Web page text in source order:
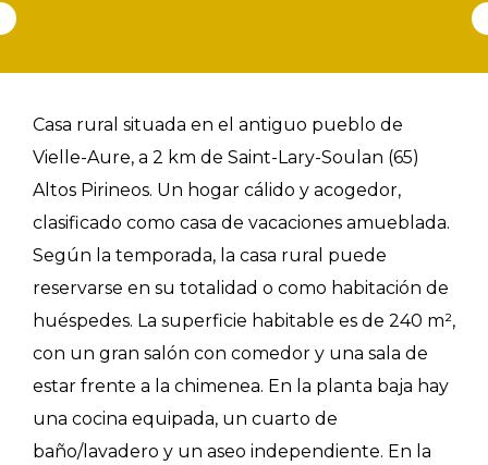
Casa rural situada en el antiguo pueblo de
Vielle-Aure, a 2 km de Saint-Lary-Soulan (65)
Altos Pirineos. Un hogar cálido y acogedor,
clasificado como casa de vacaciones amueblada.
Según la temporada, la casa rural puede
reservarse en su totalidad o como habitación de
huéspedes. La superficie habitable es de 240 m²,
con un gran salón con comedor y una sala de
estar frente a la chimenea. En la planta baja hay
una cocina equipada, un cuarto de
baño/lavadero y un aseo independiente. En la